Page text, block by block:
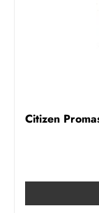
Citizen